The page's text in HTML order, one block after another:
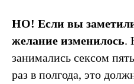
НО! Если вы
желание изменилось.
занимались сексом
раз в полгода, это